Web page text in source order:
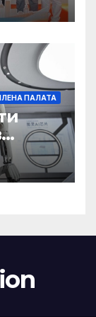
ПАЛАТА